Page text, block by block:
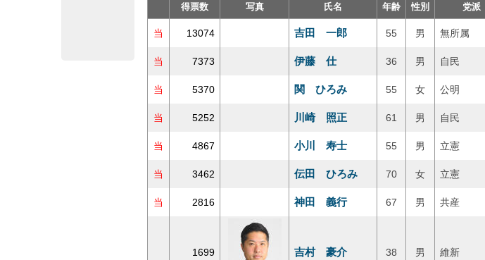
得票数
写真 氏名 年齢 性別 党派
当 13074 吉田 一郎 55 男 無所属
当 7373 伊藤 仕 36 男 自民
当 5370 関 ひろみ 55 女 公明
当 5252 川崎 照正 61 男 自民
当 4867 小川 寿士 55 男 立憲
当 3462 伝田 ひろみ 70 女 立憲
当 2816 神田 義行 67 男 共産
1699 吉村 豪介 38 男 維新